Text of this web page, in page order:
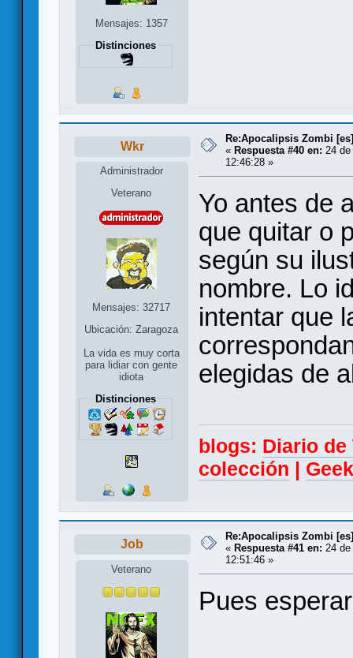
Mensajes: 1357
Distinciones
Wkr
Administrador
Veterano
Mensajes: 32717
Ubicación: Zaragoza
La vida es muy corta
para lidiar con gente
idiota
Distinciones
Re:Apocalipsis Zombi [es]
« Respuesta #40 en: 24
12:46:28 »
Yo antes de
que quitar o
según su
nombre. Lo
intentar que
elegidas de
blogs: Diario
colección
Job
Veterano
Re:Apocalipsis Zombi [es]
« Respuesta #41 en: 24
12:51:46 »
Pues